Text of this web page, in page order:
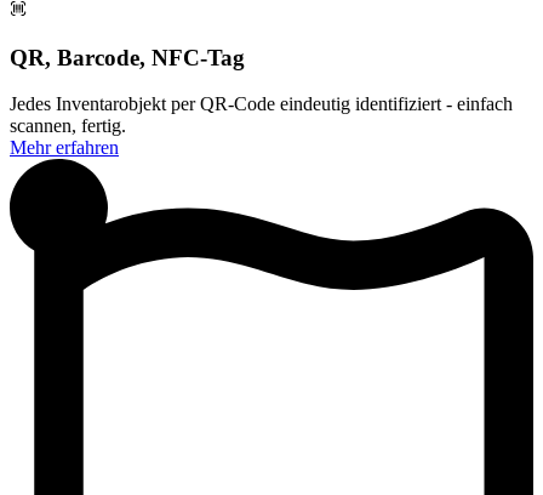
QR, Barcode, NFC-Tag
Jedes Inventarobjekt per QR-Code eindeutig identifiziert - einfach
scannen, fertig.
Mehr erfahren